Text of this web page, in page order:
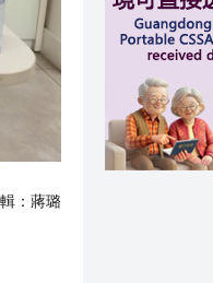
： 蔣璐